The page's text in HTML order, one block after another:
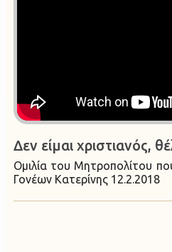
Δεν είμαι χριστιανός,
Ομιλία του Μητροπολίτου
Γονέων Κατερίνης 12.2.2018